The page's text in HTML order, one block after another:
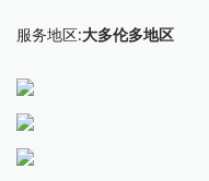
服务地区:大多伦多地区